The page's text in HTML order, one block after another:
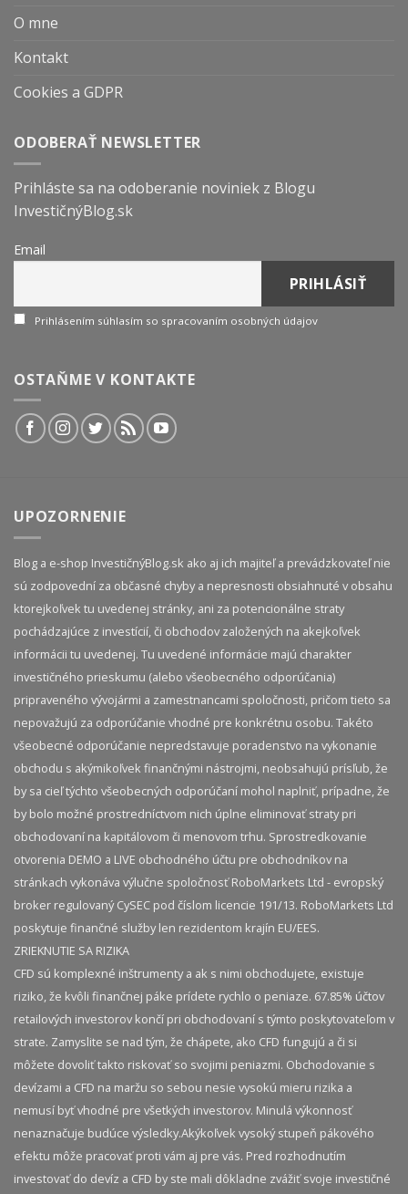
O mne
Kontakt
Cookies a GDPR
ODOBERAŤ NEWSLETTER
Prihláste sa na odoberanie noviniek z Blogu
InvestičnýBlog.sk
Email
Prihlásením súhlasím so spracovaním osobných údajov
OSTAŇME V KONTAKTE
UPOZORNENIE
Blog a e-shop InvestičnýBlog.sk ako aj ich majiteľ a prevádzkovateľ nie
sú zodpovední za občasné chyby a nepresnosti obsiahnuté v obsahu
ktorejkoľvek tu uvedenej stránky, ani za potencionálne straty
pochádzajúce z investícií, či obchodov založených na akejkoľvek
informácii tu uvedenej. Tu uvedené informácie majú charakter
investičného prieskumu (alebo všeobecného odporúčania)
pripraveného vývojármi a zamestnancami spoločnosti, pričom tieto sa
nepovažujú za odporúčanie vhodné pre konkrétnu osobu. Takéto
všeobecné odporúčanie nepredstavuje poradenstvo na vykonanie
obchodu s akýmikoľvek finančnými nástrojmi, neobsahujú prísľub, že
by sa cieľ týchto všeobecných odporúčaní mohol naplniť, prípadne, že
by bolo možné prostredníctvom nich úplne eliminovať straty pri
obchodovaní na kapitálovom či menovom trhu. Sprostredkovanie
otvorenia DEMO a LIVE obchodného účtu pre obchodníkov na
stránkach vykonáva výlučne spoločnosť RoboMarkets Ltd - evropský
broker regulovaný CySEC pod číslom licencie 191/13. RoboMarkets Ltd
poskytuje finančné služby len rezidentom krajín EU/EES.
ZRIEKNUTIE SA RIZIKA
CFD sú komplexné inštrumenty a ak s nimi obchodujete, existuje
riziko, že kvôli finančnej páke prídete rychlo o peniaze. 67.85% účtov
retailových investorov končí pri obchodovaní s týmto poskytovateľom v
strate. Zamyslite se nad tým, že chápete, ako CFD fungujú a či si
môžete dovoliť takto riskovať so svojimi peniazmi. Obchodovanie s
devízami a CFD na maržu so sebou nesie vysokú mieru rizika a
nemusí byť vhodné pre všetkých investorov. Minulá výkonnosť
nenaznačuje budúce výsledky.​ Akýkoľvek vysoký stupeň pákového
efektu môže pracovať proti vám aj pre vás. Pred rozhodnutím
investovať do devíz a CFD by ste mali dôkladne zvážiť svoje investičné